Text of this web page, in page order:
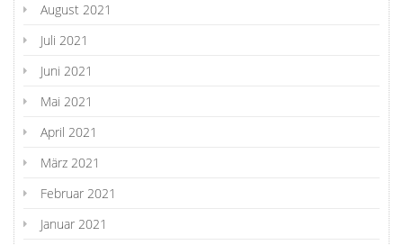
August 2021
Juli 2021
Juni 2021
Mai 2021
April 2021
März 2021
Februar 2021
Januar 2021